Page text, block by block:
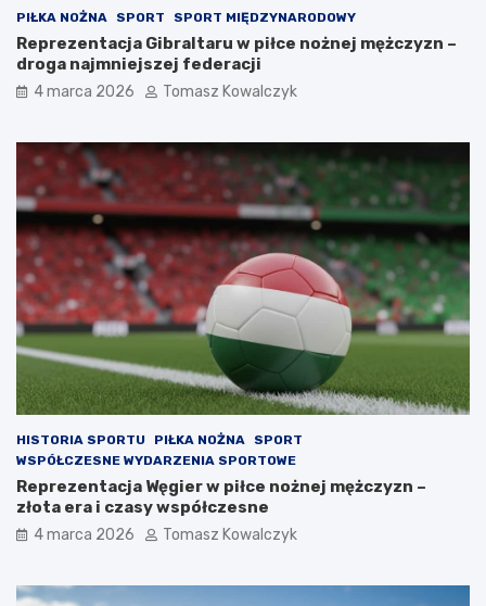
PIŁKA NOŻNA SPORT SPORT MIĘDZYNARODOWY
Reprezentacja Gibraltaru w piłce nożnej mężczyzn –
droga najmniejszej federacji
4 marca 2026 Tomasz Kowalczyk
HISTORIA SPORTU PIŁKA NOŻNA
SPORT
WSPÓŁCZESNE WYDARZENIA SPORTOWE
Reprezentacja Węgier w piłce nożnej mężczyzn –
złota era i czasy współczesne
4 marca 2026 Tomasz Kowalczyk